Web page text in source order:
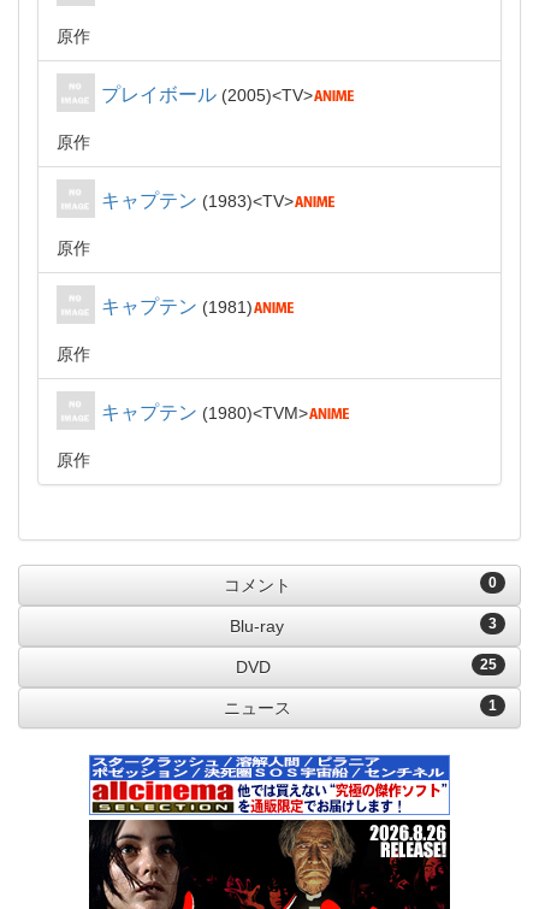
原作
プレイボール 2005 TV
原作
キャプテン 1983 TV
原作
キャプテン 1981
原作
キャプテン 1980 TVM
原作
0
コメント
3
Blu-ray
25
DVD
1
ニュース